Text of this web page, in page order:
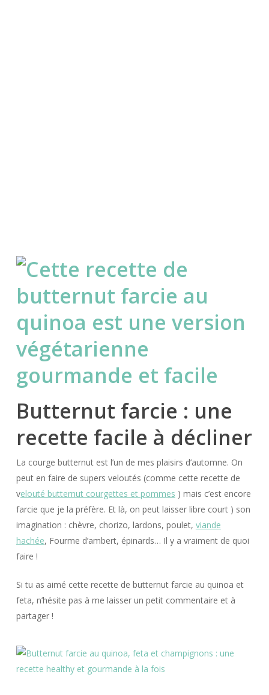
Butternut farcie : une
recette facile à décliner
La courge butternut est l’un de mes plaisirs d’automne. On
peut en faire de supers veloutés (comme cette recette de
velouté butternut courgettes et pommes ) mais c’est encore
farcie que je la préfère. Et là, on peut laisser libre court ) son
imagination : chèvre, chorizo, lardons, poulet, viande
hachée, Fourme d’ambert, épinards… Il y a vraiment de quoi
faire !
Si tu as aimé cette recette de butternut farcie au quinoa et
feta, n’hésite pas à me laisser un petit commentaire et à
partager !